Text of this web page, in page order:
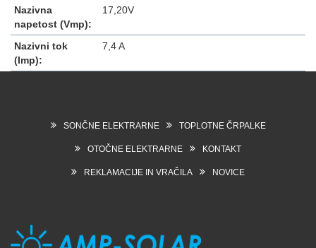
Nazivna
napetost (Vmp):
17,20V
Nazivni tok
(Imp):
7,4 A
SONČNE ELEKTRARNE TOPLOTNE ČRPALKE
OTOČNE ELEKTRARNE KONTAKT
REKLAMACIJE IN VRAČILA NOVICE